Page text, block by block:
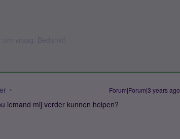
Forum|Forum|3 years ago
iemand mij verder kunnen helpen?